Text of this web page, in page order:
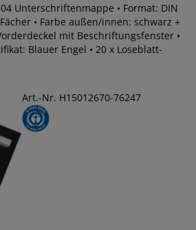
04 Unterschriftenmappe • Format: DIN
• Farbe außen/innen: schwarz +
mit Beschriftungsfenster •
Blauer Engel • 20 x Loseblatt-
Art.-Nr. H15012670-76247